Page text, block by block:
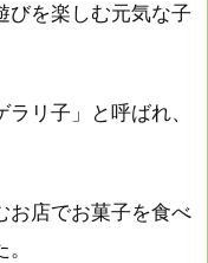
びを楽しむ元気な子
リ子」と呼ばれ、
お店でお菓子を食べ